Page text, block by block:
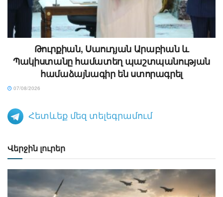
Թուրքիան, Սաուդյան Արաբիան և
Պակիստանը համատեղ պաշտպանության
համաձայնագիր են ստորագրել
07/08/2026
Հետևեք մեզ տելեգրամում
Վերջին լուրեր